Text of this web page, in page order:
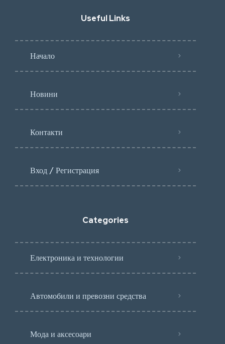
Useful Links
Начало
Новини
Контакти
Вход / Регистрация
Categories
Електроника и технологии
Автомобили и превозни средства
Мода и аксесоари